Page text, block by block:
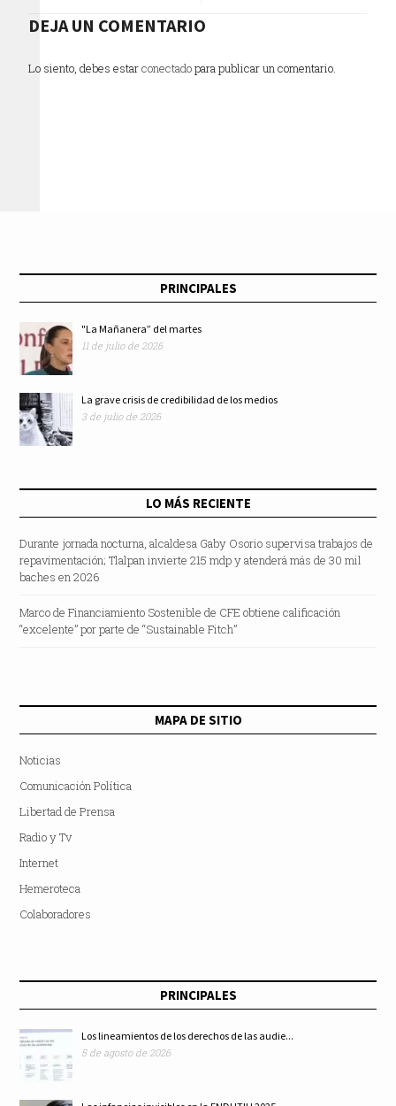
MORENA en
Xochimilco condenatoria de 25
DEJA UN COMENTARIO
Lo siento, debes estarconectadopara publicar un comentario.
PRINCIPALES
"La Mañanera” del martes
11 de julio de 2026
La grave crisis de credibilidad de los medios
3 de julio de 2026
LO MÁS RECIENTE
Durante jornada nocturna, alcaldesa Gaby Osorio supervisa trabajos de
repavimentación; Tlalpan invierte 215 mdp y atenderá más de 30 mil
baches en 2026
Marco de Financiamiento Sostenible de CFE obtiene calificación
“excelente” por parte de “Sustainable Fitch”
MAPA DE SITIO
Noticias
Comunicación Política
Libertad de Prensa
Radio y Tv
Internet
Hemeroteca
Colaboradores
PRINCIPALES
Los lineamientos de los derechos de las audie...
5 de agosto de 2026